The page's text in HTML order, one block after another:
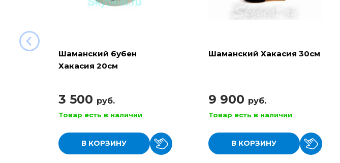
Шаманский бубен
Хакасия 20см
3 500 руб.
Товар есть в наличии
В КОРЗИНУ
Шаманский Хакасия 30см
9 900 руб.
Товар есть в наличии
В КОРЗИНУ